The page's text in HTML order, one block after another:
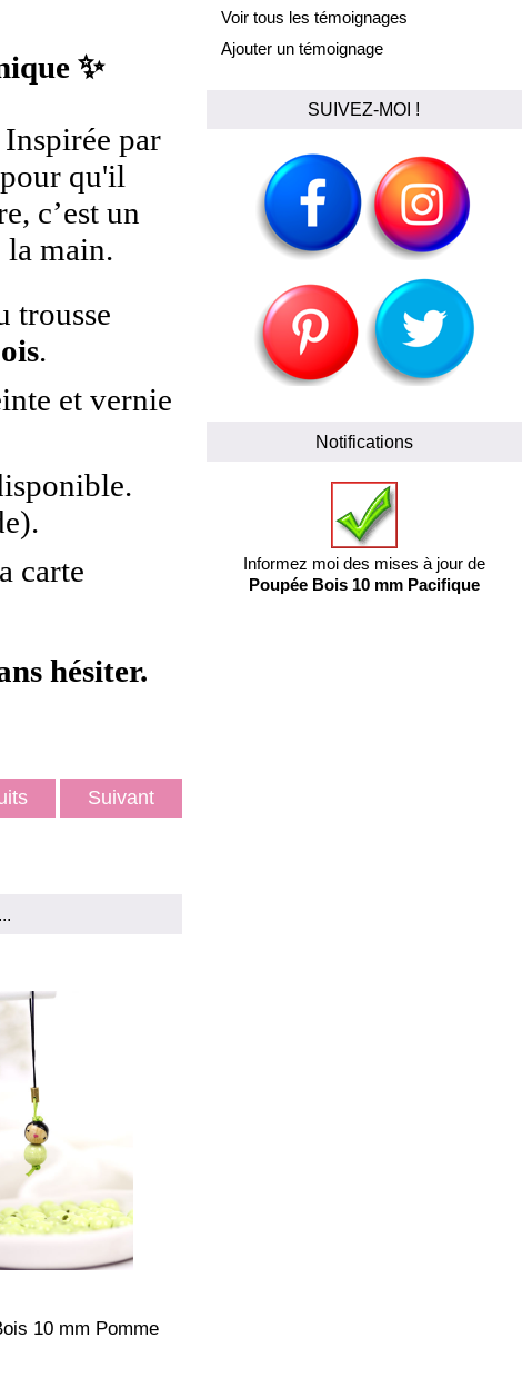
✨
Inspirée par
qu'il
c’est un
la main.
trousse
.
et vernie
carte
hésiter.
Suivant
10 mm Pomme
Voir tous les témoignages
Ajouter un témoignage
SUIVEZ-MOI !
Notifications
Informez moi des mises à jour de
Poupée Bois 10 mm Pacifique